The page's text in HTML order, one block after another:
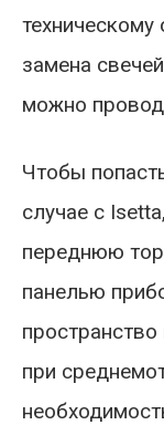
замена
можно
Чтобы
случае с
переднюю
панелью
при